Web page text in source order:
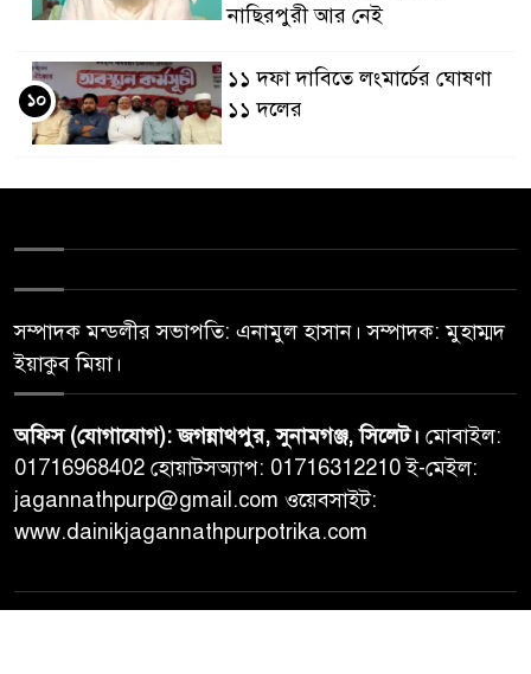
নাছিরপুরী আর নেই
১১ দফা দাবিতে লংমার্চের ঘোষণা
১১ দলের
১০
সম্পাদক মন্ডলীর সভাপতি: এনামুল হাসান। সম্পাদক: মুহাম্মদ
ইয়াকুব মিয়া।
অফিস (যোগাযোগ): জগন্নাথপুর, সুনামগঞ্জ, সিলেট। মোবাইল:
01716968402 হোয়াটসঅ্যাপ: 01716312210 ই-মেইল:
jagannathpurp@gmail.com ওয়েবসাইট:
www.dainikjagannathpurpotrika.com